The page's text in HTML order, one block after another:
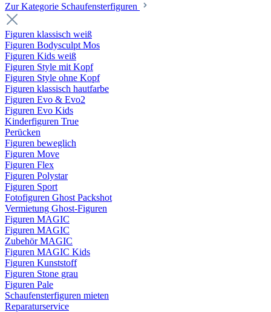
Zur Kategorie Schaufenster­figuren
Figuren klassisch weiß
Figuren Bodysculpt Mos
Figuren Kids weiß
Figuren Style mit Kopf
Figuren Style ohne Kopf
Figuren klassisch hautfarbe
Figuren Evo & Evo2
Figuren Evo Kids
Kinderfiguren True
Perücken
Figuren beweglich
Figuren Move
Figuren Flex
Figuren Polystar
Figuren Sport
Fotofiguren Ghost Packshot
Vermietung Ghost-Figuren
Figuren MAGIC
Figuren MAGIC
Zubehör MAGIC
Figuren MAGIC Kids
Figuren Kunststoff
Figuren Stone grau
Figuren Pale
Schaufensterfiguren mieten
Reparaturservice